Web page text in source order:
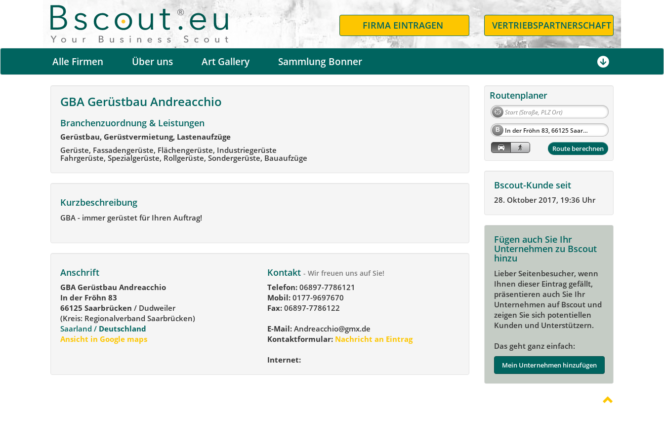
FIRMA EINTRAGEN VERTRIEBSPARTNERSCHAFT
Alle Firmen Über uns Art Gallery Sammlung Bonner
GBA Gerüstbau Andreacchio
Branchenzuordnung & Leistungen
Gerüstbau, Gerüstvermietung, Lastenaufzüge
Gerüste, Fassadengerüste, Flächengerüste, Industriegerüste
Fahrgerüste, Spezialgerüste, Rollgerüste, Sondergerüste, Bauaufzüge
Kurzbeschreibung
GBA - immer gerüstet für Ihren Auftrag!
Anschrift
GBA Gerüstbau Andreacchio
In der Fröhn 83
66125 Saarbrücken / Dudweiler
(Kreis: Regionalverband Saarbrücken)
Saarland / Deutschland
Ansicht in Google maps
Kontakt - Wir freuen uns auf Sie!
Telefon:06897-7786121
Mobil:0177-9697670
Fax:06897-7786122
E-Mail:Andreacchio@gmx.de
Kontaktformular:Nachricht an Eintrag
Internet:
Routenplaner
B
Route berechnen
Bscout-Kunde seit
28. Oktober 2017, 19:36 Uhr
Fügen auch Sie Ihr
Unternehmen zu Bscout
hinzu
Lieber Seitenbesucher, wenn
Ihnen dieser Eintrag gefällt,
präsentieren auch Sie Ihr
Unternehmen auf Bscout und
zeigen Sie sich potentiellen
Kunden und Unterstützern.
Das geht ganz einfach:
Mein Unternehmen hinzufügen